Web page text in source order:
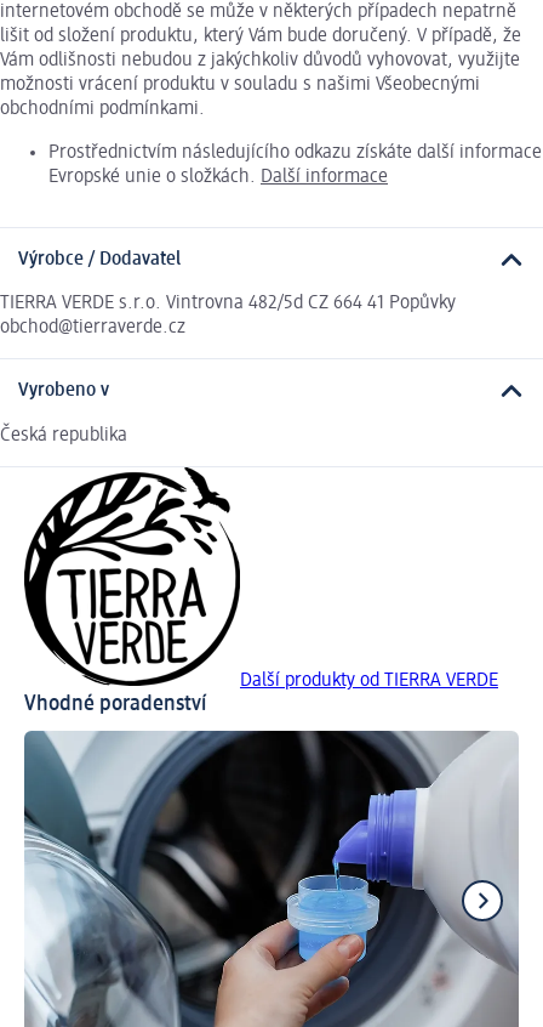
internetovém obchodě se může v některých případech nepatrně
lišit od složení produktu, který Vám bude doručený. V případě, že
Vám odlišnosti nebudou z jakýchkoliv důvodů vyhovovat, využijte
možnosti vrácení produktu v souladu s našimi Všeobecnými
obchodními podmínkami.
Prostřednictvím následujícího odkazu získáte další informace
Evropské unie o složkách. Další informace
Výrobce / Dodavatel
TIERRA VERDE s.r.o. Vintrovna 482/5d CZ 664 41 Popůvky
obchod@tierraverde.cz
Vyrobeno v
Česká republika
Další produkty od TIERRA VERDE
Vhodné poradenství